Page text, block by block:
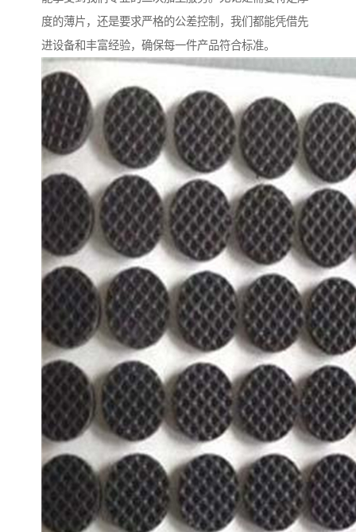
度的薄片，还是要求严格的公差控制，我们都能凭借先
进设备和丰富经验，确保每一件产品符合标准。